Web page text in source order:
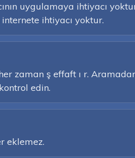
uygulamaya ihtiyacı
ihtiyacı yoktur.
zaman ş effaft ı r.
edin.
eklemez.